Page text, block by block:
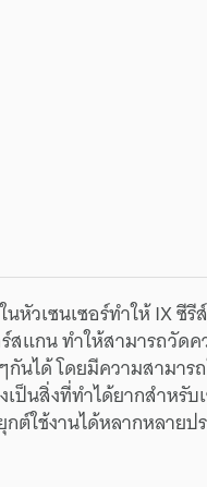
หัวเซนเซอร์ทำให้ IX ซี
ร์สแกน ทำให้สามารถวั
นได้ โดยมีความสามา
ป็นสิ่งที่ทำได้ยากสำหรั
ต์ใช้งานได้หลากหลายป